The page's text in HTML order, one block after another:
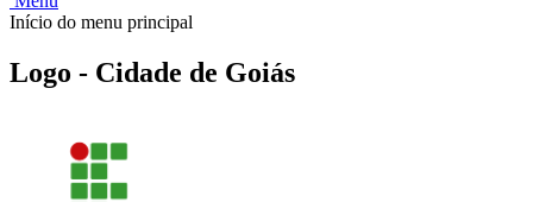
Início do menu principal
Logo - Cidade de Goiás